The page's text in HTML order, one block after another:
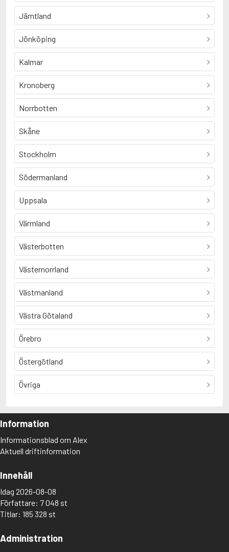
Jämtland
Jönköping
Kalmar
Kronoberg
Norrbotten
Skåne
Stockholm
Södermanland
Uppsala
Värmland
Västerbotten
Västernorrland
Västmanland
Västra Götaland
Örebro
Östergötland
Övriga
Information
Informationsblad om Alex
Aktuell driftinformation
Innehåll
Idag 2026-08-08
Författare: 7 048 st
Titlar: 185 328 st
Administration